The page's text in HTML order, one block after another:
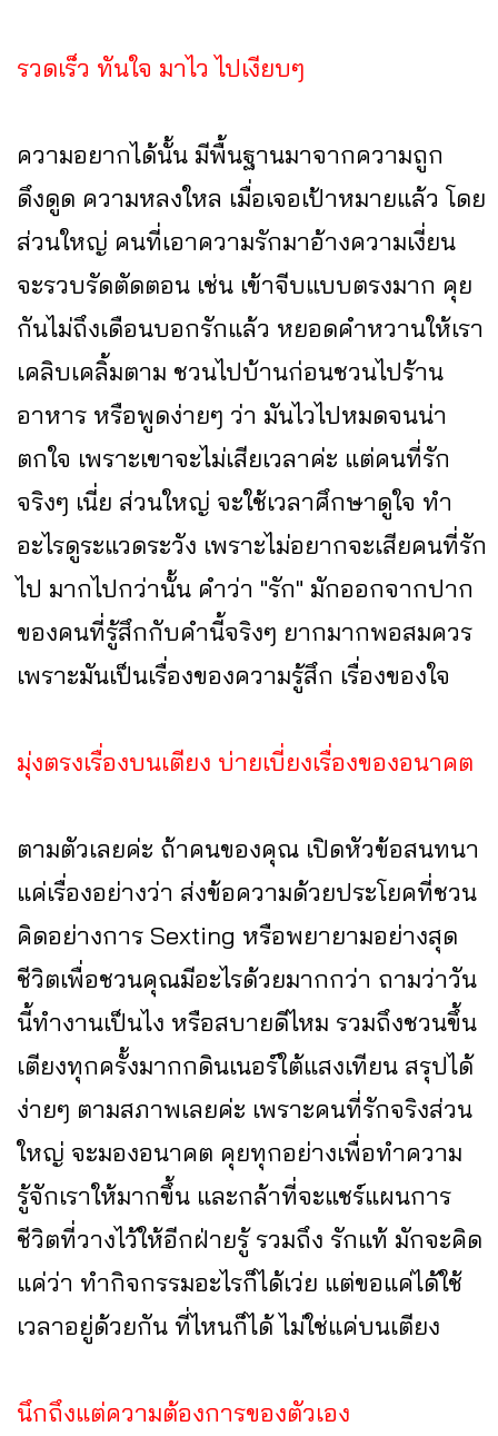
รวดเร็ว ทันใจ มาไว ไปเงียบๆ
ความอยากได้นั้น มีพื้นฐานมาจากความถูก
ดึงดูด ความหลงใหล เมื่อเจอเป้าหมายแล้ว โดย
ส่วนใหญ่ คนที่เอาความรักมาอ้างความเงี่ยน
จะรวบรัดตัดตอน เช่น เข้าจีบแบบตรงมาก คุย
กันไม่ถึงเดือนบอกรักแล้ว หยอดคำหวานให้เรา
เคลิบเคลิ้มตาม ชวนไปบ้านก่อนชวนไปร้าน
อาหาร หรือพูดง่ายๆ ว่า มันไวไปหมดจนน่า
ตกใจ เพราะเขาจะไม่เสียเวลาค่ะ แต่คนที่รัก
จริงๆ เนี่ย ส่วนใหญ่ จะใช้เวลาศึกษาดูใจ ทำ
อะไรดูระแวดระวัง เพราะไม่อยากจะเสียคนที่รัก
ไป มากไปกว่านั้น คำว่า "รัก" มักออกจากปาก
ของคนที่รู้สึกกับคำนี้จริงๆ ยากมากพอสมควร
เพราะมันเป็นเรื่องของความรู้สึก เรื่องของใจ
มุ่งตรงเรื่องบนเตียง บ่ายเบี่ยงเรื่องของอนาคต
ตามตัวเลยค่ะ ถ้าคนของคุณ เปิดหัวข้อสนทนา
แค่เรื่องอย่างว่า ส่งข้อความด้วยประโยคที่ชวน
คิดอย่างการ Sexting หรือพยายามอย่างสุด
ชีวิตเพื่อชวนคุณมีอะไรด้วยมากกว่า ถามว่าวัน
นี้ทำงานเป็นไง หรือสบายดีไหม รวมถึงชวนขึ้น
เตียงทุกครั้งมากกดินเนอร์ใต้แสงเทียน สรุปได้
ง่ายๆ ตามสภาพเลยค่ะ เพราะคนที่รักจริงส่วน
ใหญ่ จะมองอนาคต คุยทุกอย่างเพื่อทำความ
รู้จักเราให้มากขึ้น และกล้าที่จะแชร์แผนการ
ชีวิตที่วางไว้ให้อีกฝ่ายรู้ รวมถึง รักแท้ มักจะคิด
แค่ว่า ทำกิจกรรมอะไรก็ได้เว่ย แต่ขอแค่ได้ใช้
เวลาอยู่ด้วยกัน ที่ไหนก็ได้ ไม่ใช่แค่บนเตียง
นึกถึงแต่ความต้องการของตัวเอง